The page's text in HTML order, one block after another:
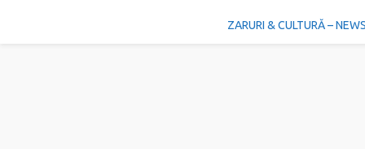
ZARURI & CULTURĂ –